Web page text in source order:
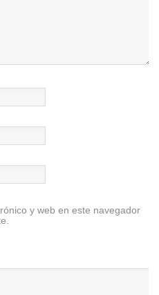
y web en este navegador